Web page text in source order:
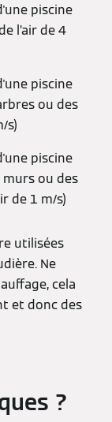
piscine
l’air de 4
piscine
ou des
s)
piscine
ou des
de 1 m/s)
utilisées
Ne
cela
et donc des
?